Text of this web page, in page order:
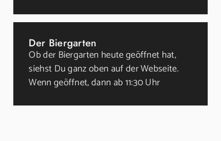
Der Biergarten
Ob der Biergarten heute geöffnet hat,
siehst Du ganz oben auf der Webseite.
Wenn geöffnet, dann ab 11:30 Uhr